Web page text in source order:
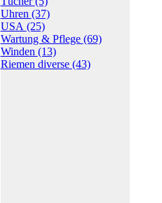
Uhren (37)
USA (25)
Wartung & Pflege (69)
Winden (13)
Riemen diverse (43)